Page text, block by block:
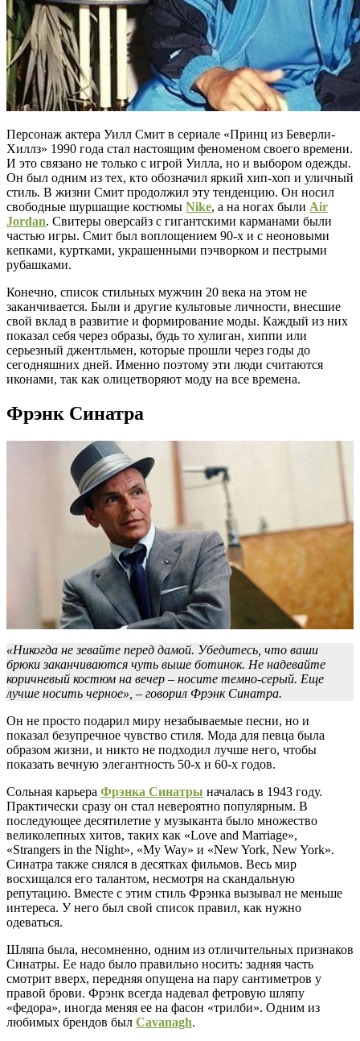
Персонаж актера Уилл Смит в сериале «Принц из Беверли-
Хиллз» 1990 года стал настоящим феноменом своего времени.
И это связано не только с игрой Уилла, но и выбором одежды.
Он был одним из тех, кто обозначил яркий хип-хоп и уличный
стиль. В жизни Смит продолжил эту тенденцию. Он носил
свободные шуршащие костюмы Nike, а на ногах были Air
Jordan. Свитеры оверсайз с гигантскими карманами были
частью игры. Смит был воплощением 90-х и с неоновыми
кепками, куртками, украшенными пэчворком и пестрыми
рубашками.
Конечно, список стильных мужчин 20 века на этом не
заканчивается. Были и другие культовые личности, внесшие
свой вклад в развитие и формирование моды. Каждый из них
показал себя через образы, будь то хулиган, хиппи или
серьезный джентльмен, которые прошли через годы до
сегодняшних дней. Именно поэтому эти люди считаются
иконами, так как олицетворяют моду на все времена.
Фрэнк Синатра
«Никогда не зевайте перед дамой. Убедитесь, что ваши
брюки заканчиваются чуть выше ботинок. Не надевайте
коричневый костюм на вечер – носите темно-серый. Еще
лучше носить черное», – говорил Фрэнк Синатра.
Он не просто подарил миру незабываемые песни, но и
показал безупречное чувство стиля. Мода для певца была
образом жизни, и никто не подходил лучше него, чтобы
показать вечную элегантность 50-х и 60-х годов.
Сольная карьера Фрэнка Синатры началась в 1943 году.
Практически сразу он стал невероятно популярным. В
последующее десятилетие у музыканта было множество
великолепных хитов, таких как «Love and Marriage»,
«Strangers in the Night», «My Way» и «New York, New York».
Синатра также снялся в десятках фильмов. Весь мир
восхищался его талантом, несмотря на скандальную
репутацию. Вместе с этим стиль Фрэнка вызывал не меньше
интереса. У него был свой список правил, как нужно
одеваться.
Шляпа была, несомненно, одним из отличительных признаков
Синатры. Ее надо было правильно носить: задняя часть
смотрит вверх, передняя опущена на пару сантиметров у
правой брови. Фрэнк всегда надевал фетровую шляпу
«федора», иногда меняя ее на фасон «трилби». Одним из
любимых брендов был Cavanagh.